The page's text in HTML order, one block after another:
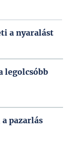
a nyaralást
legolcsóbb
pazarlás